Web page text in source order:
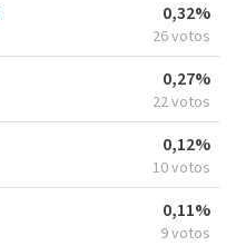
0,32%
26 votos
0,27%
22 votos
0,12%
10 votos
0,11%
9 votos